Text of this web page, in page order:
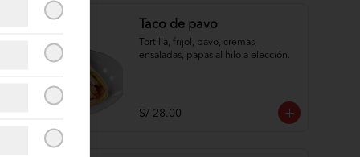
Taco de pavo
Tortilla, frijol, pavo, cremas,
ensaladas, papas al hilo a elección.
S/ 28.00